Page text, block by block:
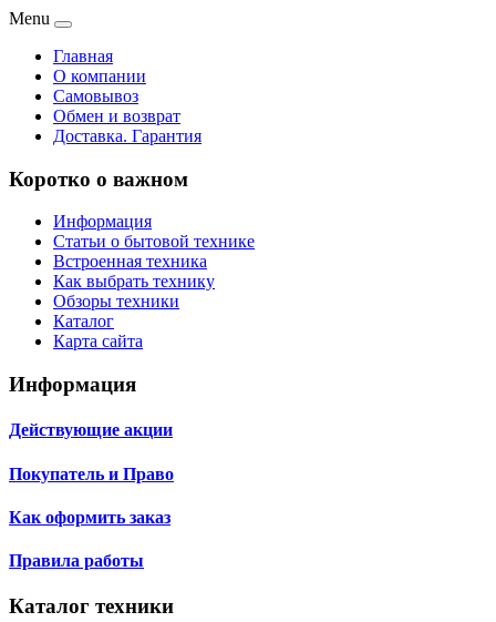
Menu
Главная
О компании
Самовывоз
Обмен и возврат
Доставка. Гарантия
Коротко о важном
Информация
Статьи о бытовой технике
Встроенная техника
Как выбрать технику
Обзоры техники
Каталог
Карта сайта
Информация
Действующие акции
Покупатель и Право
Как оформить заказ
Правила работы
Каталог техники